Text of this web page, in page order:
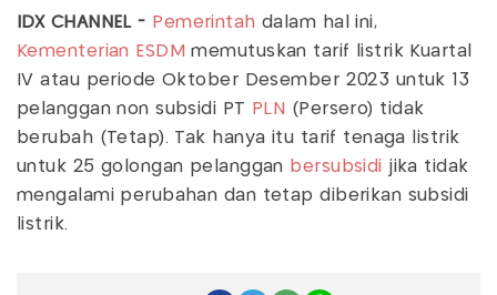
IDX CHANNEL - Pemerintah dalam hal ini,
Kementerian ESDM memutuskan tarif listrik Kuartal
IV atau periode Oktober Desember 2023 untuk 13
pelanggan non subsidi PT
PLN (Persero) tidak
berubah (Tetap). Tak hanya itu tarif tenaga listrik
untuk 25 golongan pelanggan bersubsidi jika tidak
mengalami perubahan dan tetap diberikan subsidi
listrik.